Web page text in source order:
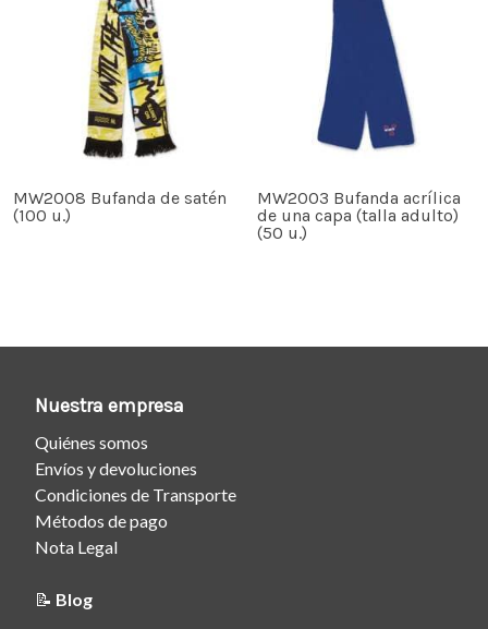
MW2008 Bufanda de satén
(100 u.)
MW2003 Bufanda acrílica
de una capa (talla adulto)
(50 u.)
Nuestra empresa
Quiénes somos
Envíos y devoluciones
Condiciones de Transporte
Métodos de pago
Nota Legal
📝 Blog